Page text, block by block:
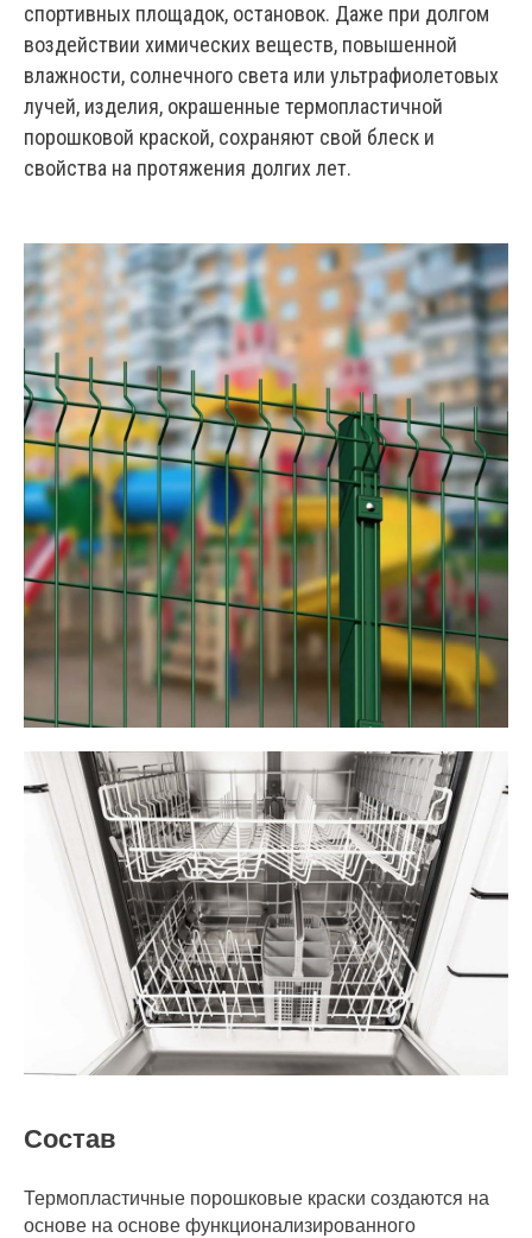
спортивных площадок, остановок. Даже при долгом
воздействии химических веществ, повышенной
влажности, солнечного света или ультрафиолетовых
лучей, изделия, окрашенные термопластичной
порошковой краской, сохраняют свой блеск и
свойства на протяжения долгих лет.
Состав
Термопластичные порошковые краски создаются на
основе на основе функционализированного